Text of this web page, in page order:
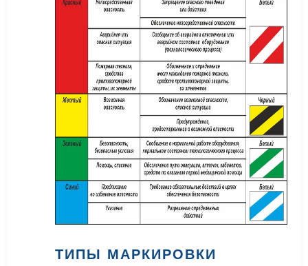
ТИПЫ МАРКИРОВКИ